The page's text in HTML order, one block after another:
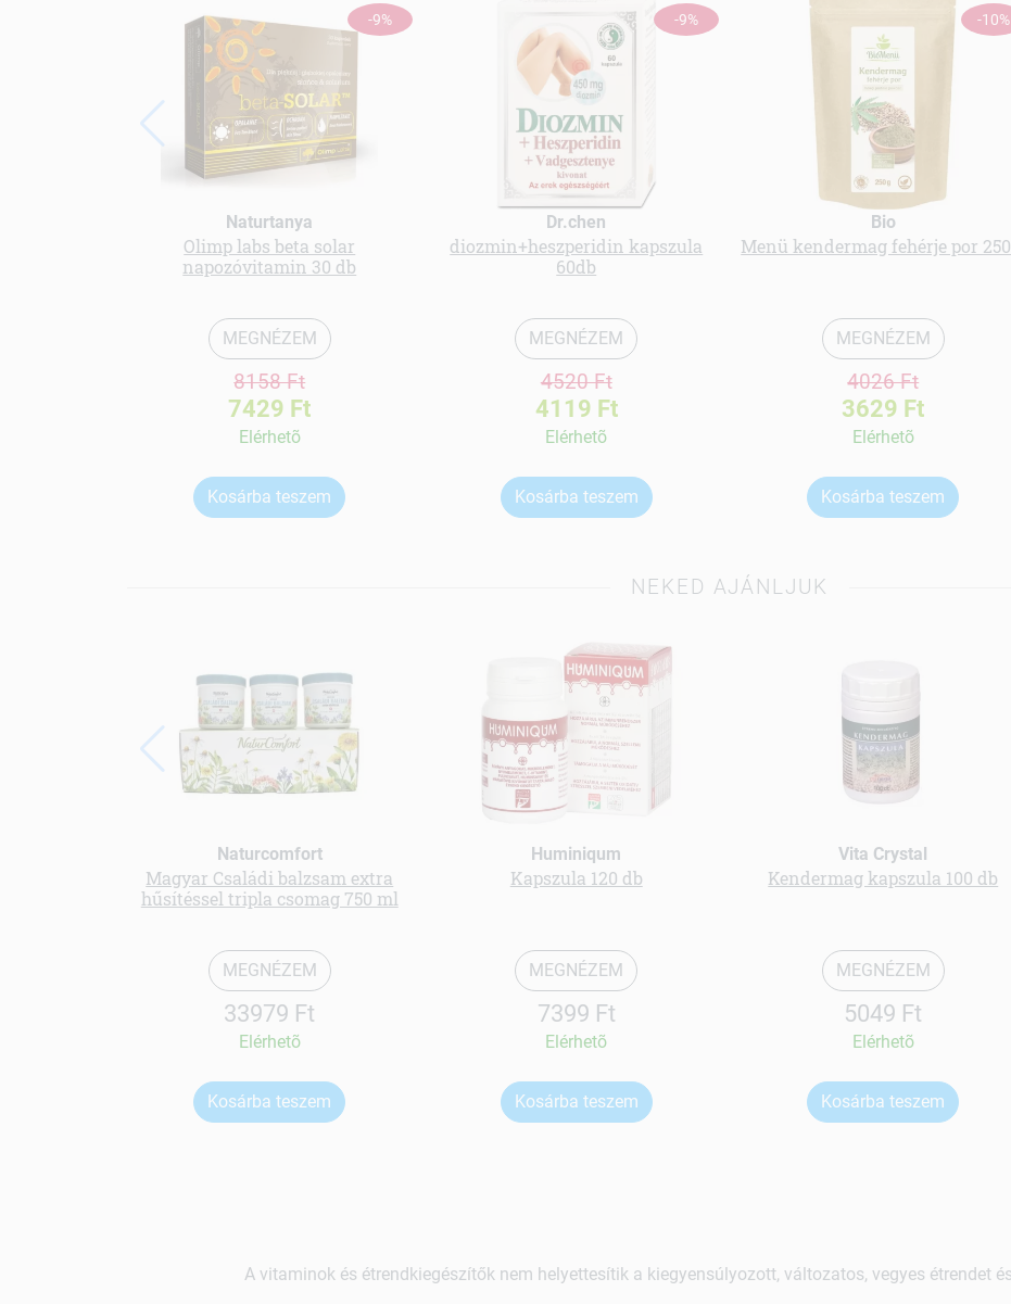
-9%
Naturtanya
Olimp labs beta solar
napozóvitamin 30 db
MEGNÉZEM
8158 Ft
7429 Ft
Elérhetõ
Kosárba teszem
-9%
Dr.chen
diozmin+heszperidin kapszula
60db
MEGNÉZEM
4520 Ft
4119 Ft
Elérhetõ
Kosárba teszem
-10%
Bio
Menü kendermag fehérje por
MEGNÉZEM
4026 Ft
3629 Ft
Elérhetõ
Kosárba teszem
NEKED AJÁNLJUK
Naturcomfort
Magyar Családi balzsam extra
hűsítéssel tripla csomag 750 ml
MEGNÉZEM
33979 Ft
Elérhetõ
Kosárba teszem
Huminiqum
Kapszula 120 db
MEGNÉZEM
7399 Ft
Elérhetõ
Kosárba teszem
Vita Crystal
Kendermag kapszula 100 db
MEGNÉZEM
5049 Ft
Elérhetõ
Kosárba teszem
A vitaminok és étrendkiegészítők nem helyettesítik a kiegyensúlyozott, változatos, vegyes étrendet